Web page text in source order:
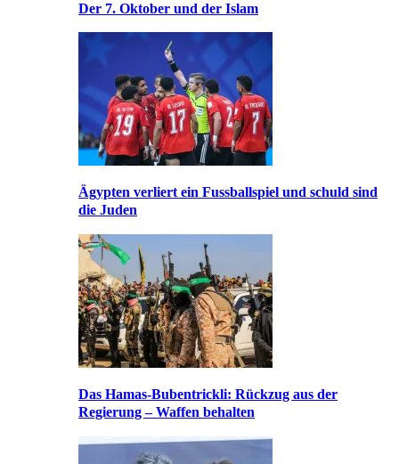
Der 7. Oktober und der Islam
Ägypten verliert ein Fussballspiel und schuld sind
die Juden
Das Hamas-Bubentrickli: Rückzug aus der
Regierung – Waffen behalten